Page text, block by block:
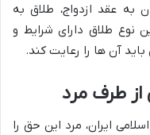
به عقد ازدواج، طلاق به
نوع طلاق دارای شرایط و
آن ها را رعایت کند.
از طرف مرد
اسلامی ایران، مرد این حق را